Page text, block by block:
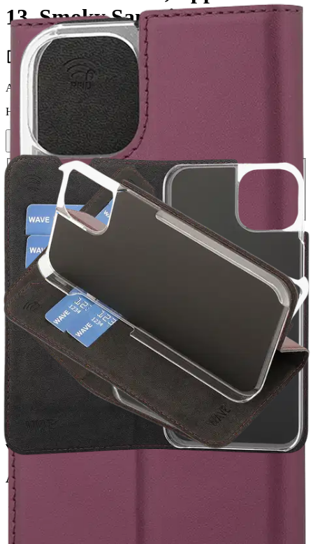
13, Smoky Sangria
16,96 €
Asiakasomistajahinta
Hinta ilman S-Etukorttia:
19,95 €
Verkkokaupan hinta
Valitse toimitustapa
Nouto myymälästä
Ilmainen
Siirry valitsemaan myymälä
Toimitus
Kotiin tai noutopisteeseen
Ilmainen toimitus yli 100 €:n tilauksille
Postin pakettiautomaattiin tai
palvelupisteeseen!
Etu ei koske Suuri‑lisäpalvelulla toimitettavia tuotteita.
Tarkista myymäläsaatavuus
Avainominaisuudet
Valmistettu kestävästä nahasta ja polykarbonaatista